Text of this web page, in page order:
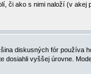
ako s nimi naloží (v
diskusných fór používa
vyššej úrovne.